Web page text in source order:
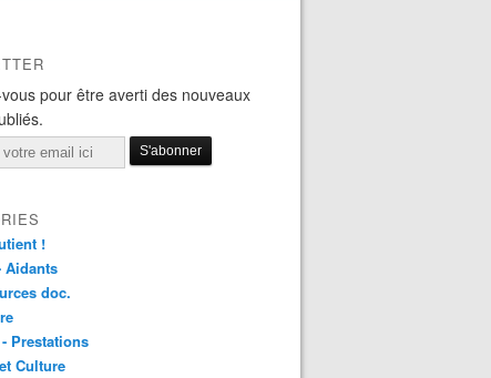
pour être averti des nouveaux
!
Aidants
doc.
Prestations
Culture